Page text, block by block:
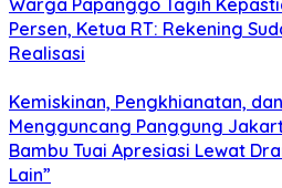
Warga Papanggo Tagih
Persen, Ketua RT: Rekening
Realisasi
Kemiskinan, Pengkhianatan,
Mengguncang Panggung
Bambu Tuai Apresiasi Lewat
Lain”